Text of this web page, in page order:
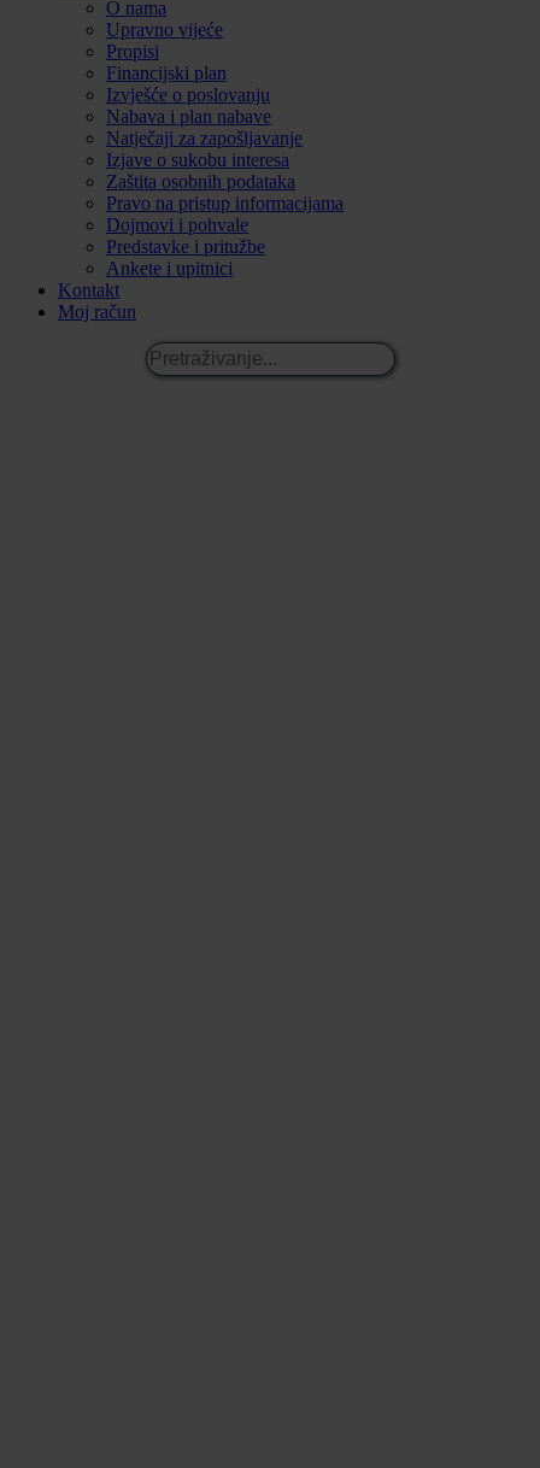
O nama
Upravno vijeće
Propisi
Financijski plan
Izvješće o poslovanju
Nabava i plan nabave
Natječaji za zapošljavanje
Izjave o sukobu interesa
Zaštita osobnih podataka
Pravo na pristup informacijama
Dojmovi i pohvale
Predstavke i pritužbe
Ankete i upitnici
Kontakt
Moj račun
Pretraživanje...